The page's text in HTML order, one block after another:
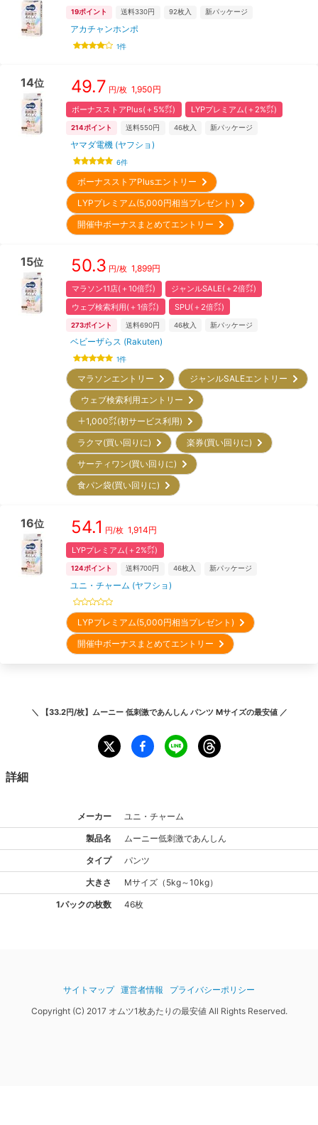
19ポイント 送料330円 92枚入 新パッケージ
アカチャンホンポ
1件
14位 49.7 円/枚 1,950円
ボーナスストアPlus(＋5%㌽) LYPプレミアム(＋2%㌽)
214ポイント 送料550円 46枚入 新パッケージ
ヤマダ電機 (ヤフショ)
6件
ボーナスストアPlusエントリー
LYPプレミアム(5,000円相当プレゼント)
開催中ボーナスまとめてエントリー
15位 50.3 円/枚 1,899円
マラソン11店(＋10倍㌽)
ジャンルSALE(＋2倍㌽)
ウェブ検索利用(＋1倍㌽)
SPU(＋2倍㌽)
273ポイント 送料690円 46枚入 新パッケージ
ベビーザらス (Rakuten)
1件
マラソンエントリー
ジャンルSALEエントリー
ウェブ検索利用エントリー
＋1,000㌽(初サービス利用)
ラクマ(買い回りに)
楽券(買い回りに)
サーティワン(買い回りに)
食パン袋(買い回りに)
16位 54.1 円/枚 1,914円
LYPプレミアム(＋2%㌽)
124ポイント 送料700円 46枚入 新パッケージ
ユニ・チャーム (ヤフショ)
LYPプレミアム(5,000円相当プレゼント)
開催中ボーナスまとめてエントリー
＼ 【33.2円/枚】ムーニー 低刺激であんしん パンツ Mサイズの最安値 ／
詳細
メーカー ユニ・チャーム
製品名 ムーニー低刺激であんしん
タイプ パンツ
大きさ Mサイズ （ 5kg～10kg）
1パックの枚数 46枚
サイトマップ 運営者情報
プライバシーポリシー
Copyright (C) 2017 オムツ1枚あたりの最安値 All Rights Reserved.